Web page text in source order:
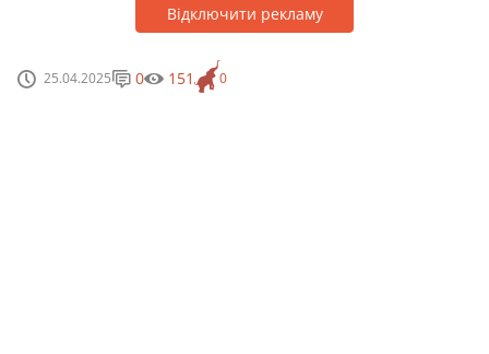
Відключити рекламу
25.04.2025 0
0 151